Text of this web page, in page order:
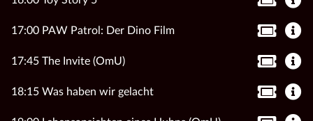
17:00 PAW Patrol: Der Dino Film
17:45 The Invite (OmU)
18:15 Was haben wir gelacht